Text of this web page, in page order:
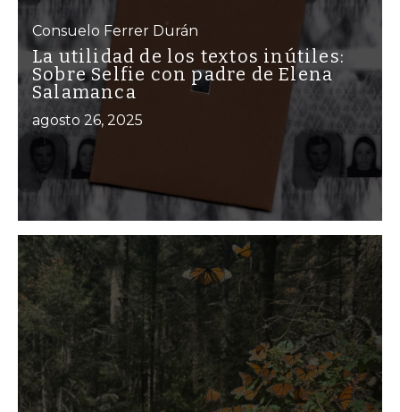
Consuelo Ferrer Durán
La utilidad de los textos inútiles:
Sobre Selfie con padre de Elena
Salamanca
agosto 26, 2025